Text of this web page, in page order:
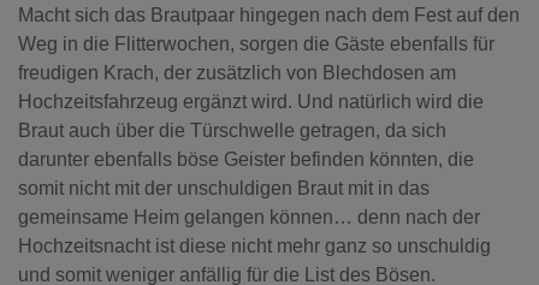
Macht sich das Brautpaar hingegen nach dem Fest auf den
Weg in die Flitterwochen, sorgen die Gäste ebenfalls für
freudigen Krach, der zusätzlich von Blechdosen am
Hochzeitsfahrzeug ergänzt wird. Und natürlich wird die
Braut auch über die Türschwelle getragen, da sich
darunter ebenfalls böse Geister befinden könnten, die
somit nicht mit der unschuldigen Braut mit in das
gemeinsame Heim gelangen können… denn nach der
Hochzeitsnacht ist diese nicht mehr ganz so unschuldig
und somit weniger anfällig für die List des Bösen.